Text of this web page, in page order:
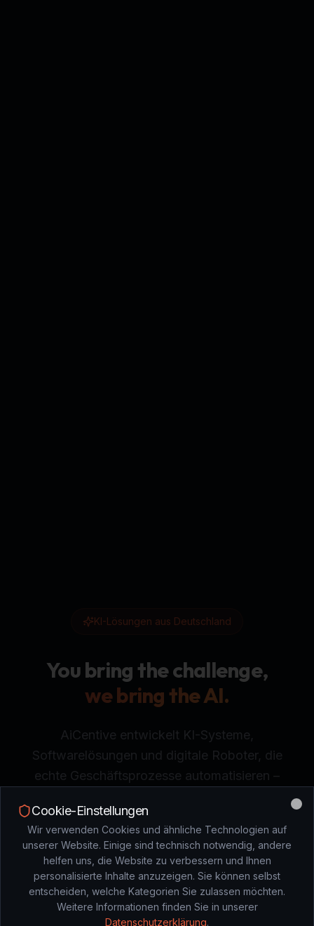
KI-Lösungen aus Deutschland
You bring the challenge,
we bring the AI.
AiCentive entwickelt KI-Systeme,
Softwarelösungen und digitale Roboter, die
echte Geschäftsprozesse automatisieren –
Beratung anfragen
DAS PROBLEM
Cookie-Einstellungen
Wir verwenden Cookies und ähnliche Technologien auf
unserer Website. Einige sind technisch notwendig, andere
helfen uns, die Website zu verbessern und Ihnen
personalisierte Inhalte anzuzeigen. Sie können selbst
entscheiden, welche Kategorien Sie zulassen möchten.
Weitere Informationen finden Sie in unserer
Datenschutzerklärung.